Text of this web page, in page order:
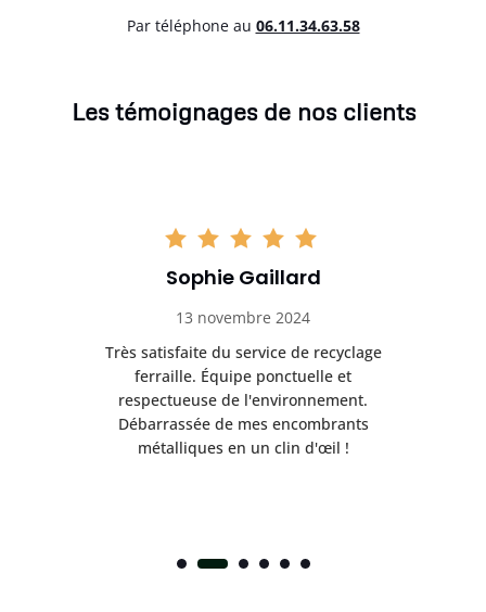
Par téléphone au 06.11.34.63.58
Les témoignages de nos clients
Sophie Gaillard
13 novembre 2024
Très satisfaite du service de recyclage
ferraille. Équipe ponctuelle et
respectueuse de l'environnement.
Débarrassée de mes encombrants
métalliques en un clin d'œil !